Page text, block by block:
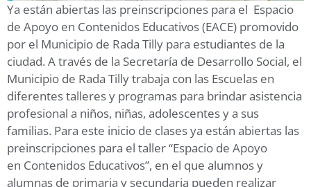
Ya están abiertas las preinscripciones para el Espacio
de Apoyo en Contenidos Educativos (EACE) promovido
por el Municipio de Rada Tilly para estudiantes de la
ciudad. A través de la Secretaría de Desarrollo Social, el
Municipio de Rada Tilly trabaja con las Escuelas en
diferentes talleres y programas para brindar asistencia
profesional a niños, niñas, adolescentes y a sus
familias. Para este inicio de clases ya están abiertas las
preinscripciones para el taller “Espacio de Apoyo
en Contenidos Educativos”, en el que alumnos y
alumnas de primaria y secundaria pueden realizar